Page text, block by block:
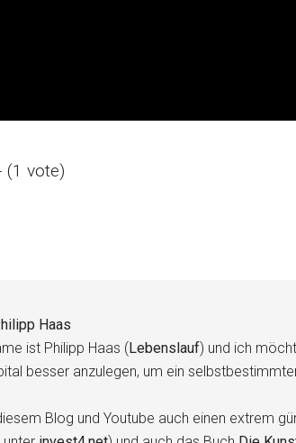
(1 vote)
Haas
ist Philipp Haas (Lebenslauf) und ich
besser anzulegen, um ein
Blog und Youtube auch einen extrem